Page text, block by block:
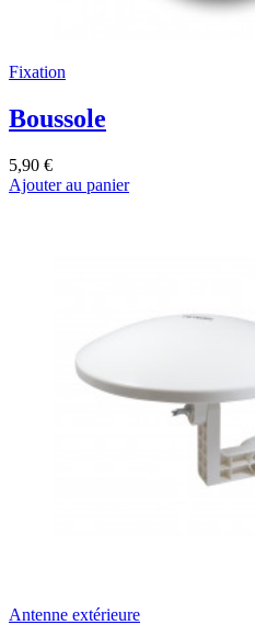
Fixation
Boussole
5,90 €
Ajouter au panier
Antenne extérieure